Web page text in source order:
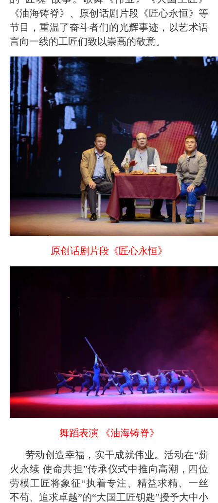
《油海铸脊》、原创话剧片段《匠心永恒》等
节目，重温了奋斗者们的光辉事迹，以艺术语
言向一线的工匠们致以崇高的敬意。
原创话剧片段《匠心永恒》
舞蹈表演 《油海铸脊》
劳动创造幸福，实干成就伟业。活动在“薪
火永续 使命共担”传承仪式中推向高潮，四位
劳模工匠将象征“执着专注、精益求精、一丝
不苟、追求卓越”的“大国工匠钥匙”授予大中小